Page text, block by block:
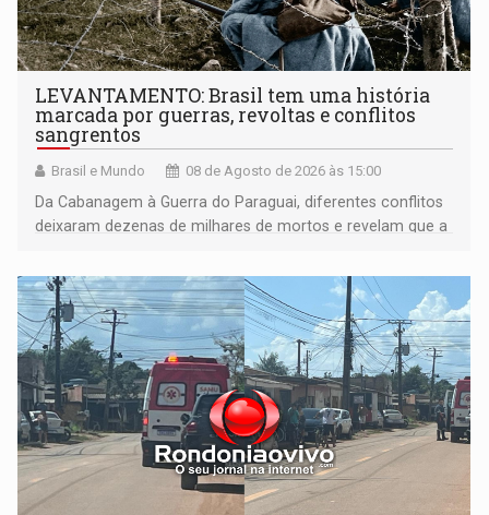
LEVANTAMENTO: Brasil tem uma história
marcada por guerras, revoltas e conflitos
sangrentos
Brasil e Mundo 08 de Agosto de 2026 às 15:00
Da Cabanagem à Guerra do Paraguai, diferentes conflitos
deixaram dezenas de milhares de mortos e revelam que a
territoriais e sociais